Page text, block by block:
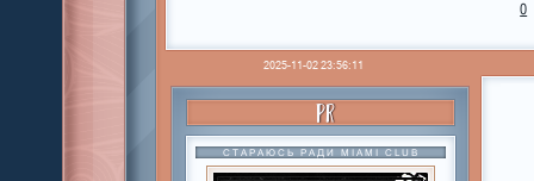
0
2025-11-02 23:56:11
PR
СТАРАЮСЬ РАДИ MIAMI CLUB